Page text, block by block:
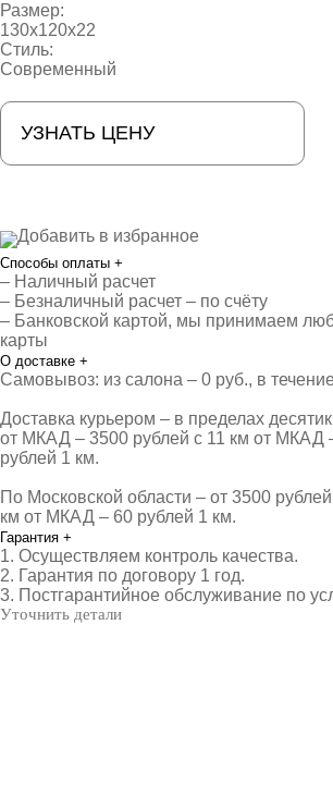
Размер:
130х120х22
Стиль:
Современный
УЗНАТЬ ЦЕНУ
Добавить в избранное
Способы оплаты +
– Наличный расчет
– Безналичный расчет – по счёту
– Банковской картой, мы принимаем
карты
О доставке +
Самовывоз: из салона – 0 руб., в
Доставка курьером – в пределах
от МКАД – 3500 рублей с 11 км от МКАД
рублей 1 км.
По Московской области – от 3500
км от МКАД – 60 рублей 1 км.
Гарантия +
1. Осуществляем контроль качества.
2. Гарантия по договору 1 год.
3. Постгарантийное обслуживание по